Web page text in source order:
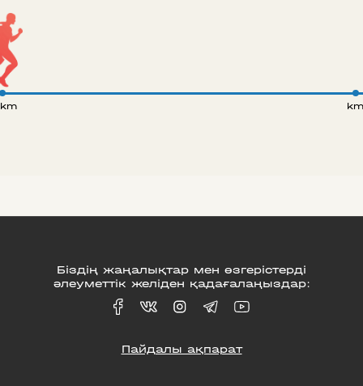
km
Біздің жаңалықтар мен өзгерістерді
әлеуметтік желіден қадағалаңыздар:
Пайдалы ақпарат